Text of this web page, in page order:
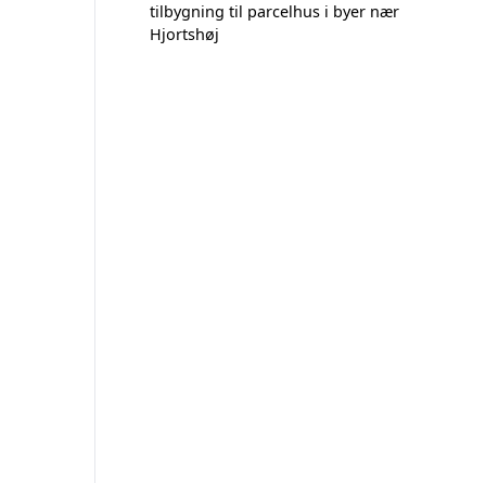
tilbygning til parcelhus i byer nær
Hjortshøj